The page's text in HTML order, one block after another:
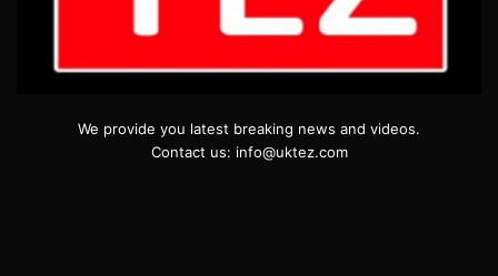
We provide you latest breaking news and videos.
Contact us: info@uktez.com